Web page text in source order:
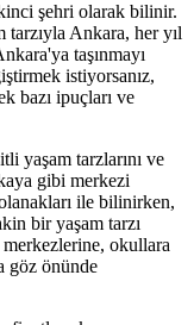
şehri olarak bilinir.
Ankara, her yıl
taşınmayı
istiyorsanız,
bazı ipuçları ve
yaşam tarzlarını ve
gibi merkezi
ile bilinirken,
bir yaşam tarzı
okullara
göz önünde